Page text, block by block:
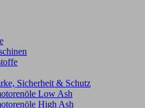
Sicherheit & Schutz
Low Ash
High Ash